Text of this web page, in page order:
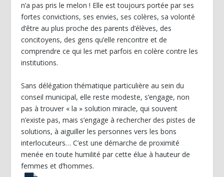
n’a pas pris le melon ! Elle est toujours portée par ses
fortes convictions, ses envies, ses colères, sa volonté
d’être au plus proche des parents d’élèves, des
concitoyens, des gens qu’elle rencontre et de
comprendre ce qui les met parfois en colère contre les
institutions.
Sans délégation thématique particulière au sein du
conseil municipal, elle reste modeste, s’engage, non
pas à trouver « la » solution miracle, qui souvent
n’existe pas, mais s’engage à rechercher des pistes de
solutions, à aiguiller les personnes vers les bons
interlocuteurs… C’est une démarche de proximité
menée en toute humilité par cette élue à hauteur de
femmes et d’hommes.